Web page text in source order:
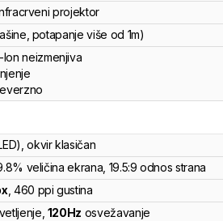
projektor
potapanje više od 1m)
Ion neizmenjiva
, okvir klasičan
veličina ekrana , 19.5:9 odnos strana
, 460 ppi gustina
120Hz osvežavanje